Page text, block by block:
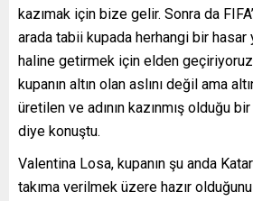
kazımak için bize gelir. Sonra da
arada tabii kupada herhangi bir
haline getirmek için elden
kupanın altın olan aslını değil ama
üretilen ve adının kazınmış olduğu bir
diye konuştu.
Valentina Losa, kupanın şu anda
takıma verilmek üzere hazır